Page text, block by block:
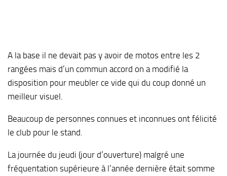
A la base il ne devait pas y avoir de motos entre les 2
rangées mais d’un commun accord on a modifié la
disposition pour meubler ce vide qui du coup donné un
meilleur visuel.
Beaucoup de personnes connues et inconnues ont félicité
le club pour le stand.
La journée du jeudi (jour d’ouverture) malgré une
fréquentation supérieure à l’année dernière était somme